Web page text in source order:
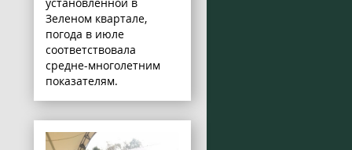
установленной в
Зеленом квартале,
погода в июле
соответствовала
средне-многолетним
показателям.